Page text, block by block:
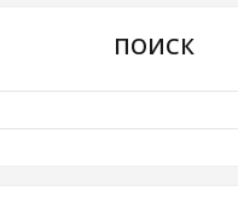
ПОИСК